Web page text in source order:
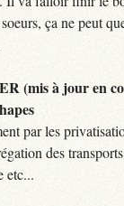
ça ne peut
(mis à jour en
par les
des
etc...